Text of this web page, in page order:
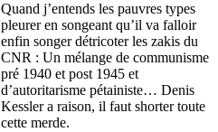
Quand j’entends les pauvres types
pleurer en songeant qu’il va falloir
enfin songer détricoter les zakis du
CNR : Un mélange de communisme
pré 1940 et post 1945 et
d’autoritarisme pétainiste… Denis
Kessler a raison, il faut shorter toute
cette merde.